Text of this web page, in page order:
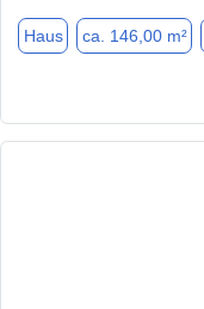
Haus ca. 146,00 m²